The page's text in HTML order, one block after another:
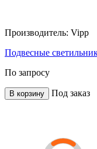
Производитель: Vipp
Подвесные
По запросу
В корзину Под заказ